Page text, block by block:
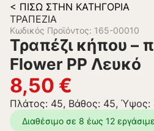
< ΠΊΣΩ ΣΤΗΝ ΚΑΤΗΓΟΡΊΑ
ΤΡΑΠΈΖΙΑ
Κωδικός Προϊόντος: 165-00010
Τραπέζι κήπου –
Flower PP Λευκό
8,50 €
Πλάτος: 45, Βάθος: 45, Ύψος:
Διαθέσιμο σε 8 έως 12